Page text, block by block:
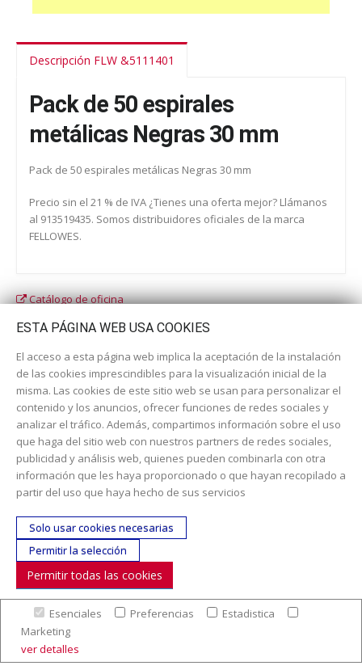
Descripción FLW &5111401
Pack de 50 espirales
metálicas Negras 30 mm
Pack de 50 espirales metálicas Negras 30 mm
Precio sin el 21 % de IVA ¿Tienes una oferta mejor? Llámanos
al 913519435. Somos distribuidores oficiales de la marca
FELLOWES.
Catálogo de oficina
Dirección:c/ Cercedilla nº 14, 28925 Alcorcón
Email:contacta aquí
Teléfono:913519435
SÍGUENOS
© Copyright 2017. Todos los derechos reservados. |Nuestra
empresa|Aviso legal
preparación y envío
ESTA PÁGINA WEB USA COOKIES
El acceso a esta página web implica la aceptación de la instalación
de las cookies imprescindibles para la visualización inicial de la
misma. Las cookies de este sitio web se usan para personalizar el
contenido y los anuncios, ofrecer funciones de redes sociales y
analizar el tráfico. Además, compartimos información sobre el uso
que haga del sitio web con nuestros partners de redes sociales,
publicidad y análisis web, quienes pueden combinarla con otra
información que les haya proporcionado o que hayan recopilado a
partir del uso que haya hecho de sus servicios
Solo usar cookies necesarias
Permitir la selección
Permitir todas las cookies
Esenciales Preferencias
Estadistica
Marketing
ver detalles